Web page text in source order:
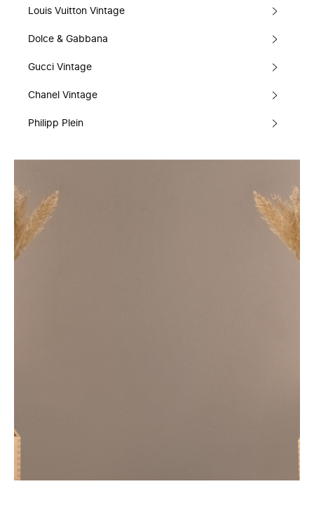
Louis Vuitton Vintage
Dolce & Gabbana
Gucci Vintage
Chanel Vintage
Philipp Plein